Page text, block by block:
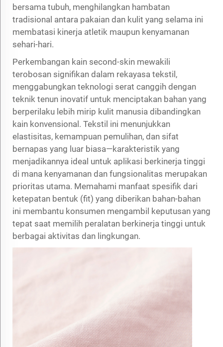
bersama tubuh, menghilangkan hambatan
tradisional antara pakaian dan kulit yang selama ini
membatasi kinerja atletik maupun kenyamanan
sehari-hari.
Perkembangan kain second-skin mewakili
terobosan signifikan dalam rekayasa tekstil,
menggabungkan teknologi serat canggih dengan
teknik tenun inovatif untuk menciptakan bahan yang
berperilaku lebih mirip kulit manusia dibandingkan
kain konvensional. Tekstil ini menunjukkan
elastisitas, kemampuan pemulihan, dan sifat
bernapas yang luar biasa—karakteristik yang
menjadikannya ideal untuk aplikasi berkinerja tinggi
di mana kenyamanan dan fungsionalitas merupakan
prioritas utama. Memahami manfaat spesifik dari
ketepatan bentuk (fit) yang diberikan bahan-bahan
ini membantu konsumen mengambil keputusan yang
tepat saat memilih peralatan berkinerja tinggi untuk
berbagai aktivitas dan lingkungan.